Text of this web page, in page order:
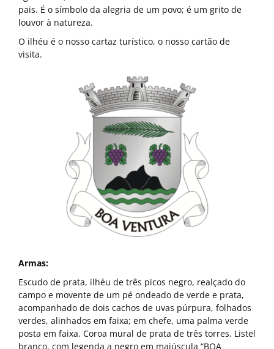
pais. É o símbolo da alegria de um povo; é um grito de
louvor à natureza.
O ilhéu é o nosso cartaz turístico, o nosso cartão de
visita.
Armas:
Escudo de prata, ilhéu de três picos negro, realçado do
campo e movente de um pé ondeado de verde e prata,
acompanhado de dois cachos de uvas púrpura, folhados
verdes, alinhados em faixa; em chefe, uma palma verde
posta em faixa. Coroa mural de prata de três torres. Listel
branco, com legenda a negro em maiúscula “BOA